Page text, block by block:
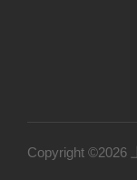
Copyright ©2026